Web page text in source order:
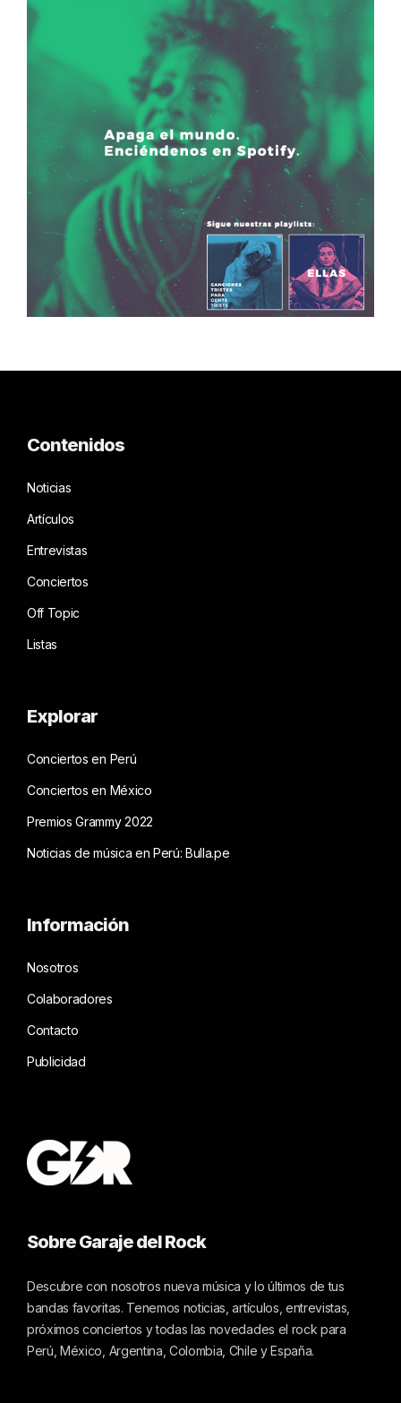
Contenidos
Noticias
Artículos
Entrevistas
Conciertos
Off Topic
Listas
Explorar
Conciertos en Perú
Conciertos en México
Premios Grammy 2022
Noticias de música en Perú: Bulla.pe
Información
Nosotros
Colaboradores
Contacto
Publicidad
Sobre Garaje del Rock
Descubre con nosotros nueva música y lo últimos de tus
bandas favoritas. Tenemos noticias, artículos, entrevistas,
próximos conciertos y todas las novedades el rock para
Perú, México, Argentina, Colombia, Chile y España.